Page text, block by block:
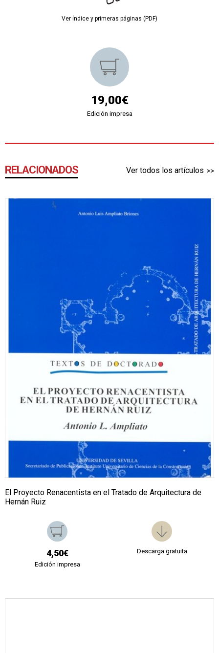
Ver índice y primeras páginas (PDF)
19,00€
Edición impresa
RELACIONADOS Ver todos los artículos
El Proyecto Renacentista en el Tratado de Arquitectura de
Hernán Ruiz
4,50€
Edición impresa
Descarga gratuita